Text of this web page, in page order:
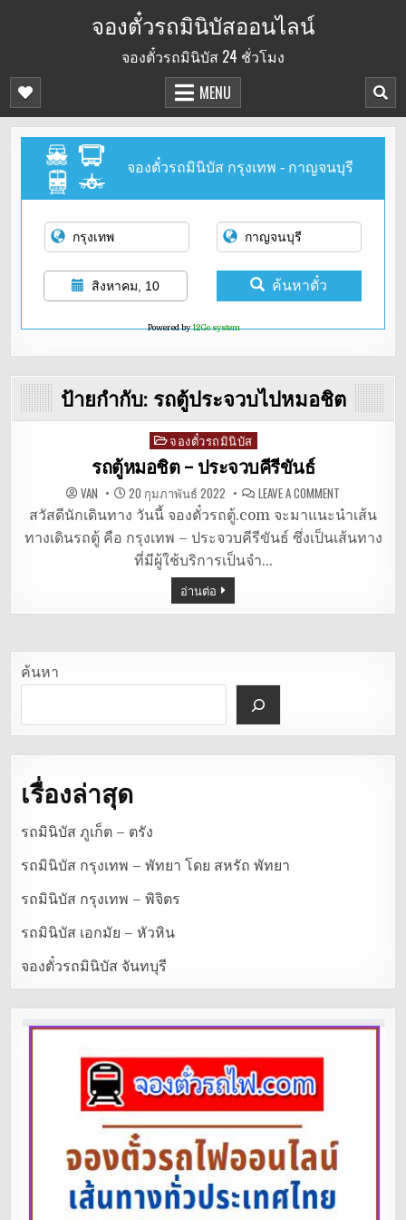
จองตั๋วรถมินิบัสออนไลน์
จองตั๋วรถมินิบัส 24 ชั่วโมง
MENU
จองตั๋วรถมินิบัส กรุงเทพ - กาญจนบุรี
สิงหาคม, 10 ค้นหาตั๋ว
Powered by12Go system
ป้ายกำกับ: รถตู้ประจวบไปหมอชิต
Posted
in
จองตั๋วรถมินิบัส
รถตู้หมอชิต – ประจวบคีรีขันธ์
VAN 20 กุมภาพันธ์ 2022 LEAVE A COMMENT
รถ
ตู้
หมอชิต
–
สวัสดีนักเดินทาง วันนี้ จองตั๋วรถตู้.com จะมาแนะนำเส้น
ทางเดินรถตู้ คือ กรุงเทพ – ประจวบคีรีขันธ์ ซึ่งเป็นเส้นทาง
ที่มีผู้ใช้บริการเป็นจำ…
อ่านต่อ
ค้นหา
เรื่องล่าสุด
รถมินิบัส ภูเก็ต – ตรัง
รถมินิบัส กรุงเทพ – พัทยา โดย สหรัถ พัทยา
รถมินิบัส กรุงเทพ – พิจิตร
รถมินิบัส เอกมัย – หัวหิน
จองตั๋วรถมินิบัส จันทบุรี